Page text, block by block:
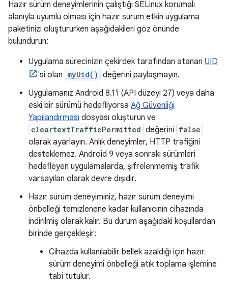
Hazır sürüm deneyimlerinin çalıştığı SELinux korumalı
alanıyla uyumlu olması için hazır sürüm etkin uygulama
paketinizi oluştururken aşağıdakileri göz önünde
bulundurun:
Uygulama sürecinizin çekirdek tarafından atanan UID
'si olan myUid() değerini paylaşmayın.
Uygulamanız Android 8.1'i (API düzeyi 27) veya daha
eski bir sürümü hedefliyorsa Ağ Güvenliği
Yapılandırması dosyası oluşturun ve
cleartextTrafficPermitted değerini false
olarak ayarlayın. Anlık deneyimler, HTTP trafiğini
desteklemez. Android 9 veya sonraki sürümleri
hedefleyen uygulamalarda, şifrelenmemiş trafik
varsayılan olarak devre dışıdır.
Hazır sürüm deneyiminiz, hazır sürüm deneyimi
önbelleği temizlenene kadar kullanıcının cihazında
indirilmiş olarak kalır. Bu durum aşağıdaki koşullardan
birinde gerçekleşir:
Cihazda kullanılabilir bellek azaldığı için hazır
sürüm deneyimi önbelleği atık toplama işlemine
tabi tutulur.